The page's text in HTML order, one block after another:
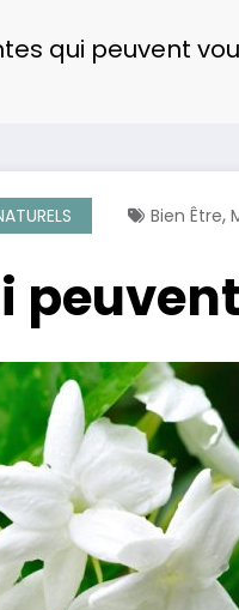
qui peuvent
Bien Être,